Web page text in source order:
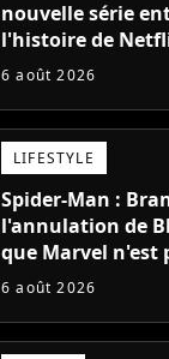
nouvelle série
l'histoire de
48 jours
6 août 2026
LIFESTYLE
Spider-Man :
l'annulation de
que Marvel n'est
faire quoi que ce
6 août 2026